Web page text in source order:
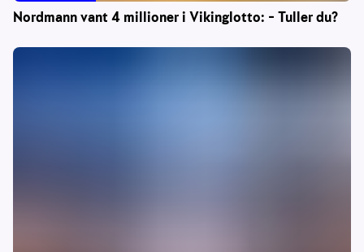
Nordmann vant 4 millioner i Vikinglotto: – Tuller du?